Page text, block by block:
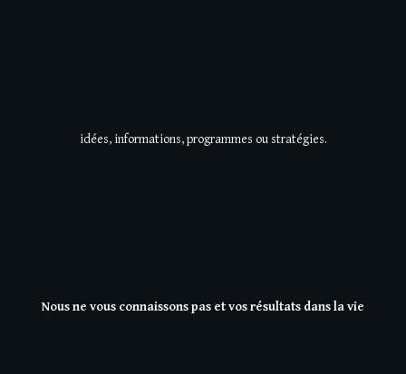
idées, informations, programmes ou stratégies.
Nous ne vous connaissons pas et vos résultats dans la vie